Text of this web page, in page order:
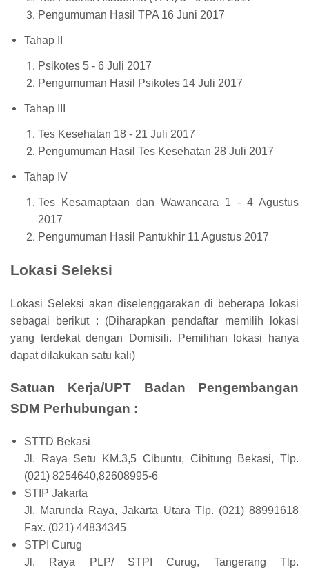
Pengumuman Hasil TPA 16 Juni 2017
Tahap II
Psikotes 5 - 6 Juli 2017
Pengumuman Hasil Psikotes 14 Juli 2017
Tahap III
Tes Kesehatan 18 - 21 Juli 2017
Pengumuman Hasil Tes Kesehatan 28 Juli 2017
Tahap IV
Tes Kesamaptaan dan Wawancara 1 - 4 Agustus
2017
Pengumuman Hasil Pantukhir 11 Agustus 2017
Lokasi Seleksi
Lokasi Seleksi akan diselenggarakan di beberapa lokasi
sebagai berikut : (Diharapkan pendaftar memilih lokasi
yang terdekat dengan Domisili. Pemilihan lokasi hanya
dapat dilakukan satu kali)
Satuan Kerja/UPT Badan Pengembangan
SDM Perhubungan :
STTD Bekasi
Jl. Raya Setu KM.3,5 Cibuntu, Cibitung Bekasi, Tlp.
(021) 8254640,82608995-6
STIP Jakarta
Jl. Marunda Raya, Jakarta Utara Tlp. (021) 88991618
Fax. (021) 44834345
STPI Curug
Jl. Raya PLP/ STPI Curug, Tangerang Tlp.